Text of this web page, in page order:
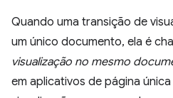
Quando uma transição de
um único documento, ela é
visualização no mesmo
em aplicativos de página